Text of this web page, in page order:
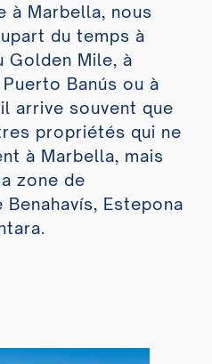
à Marbella, nous
du temps à
Golden Mile, à
Banús ou à
arrive souvent que
propriétés qui ne
à Marbella, mais
zone de
Estepona